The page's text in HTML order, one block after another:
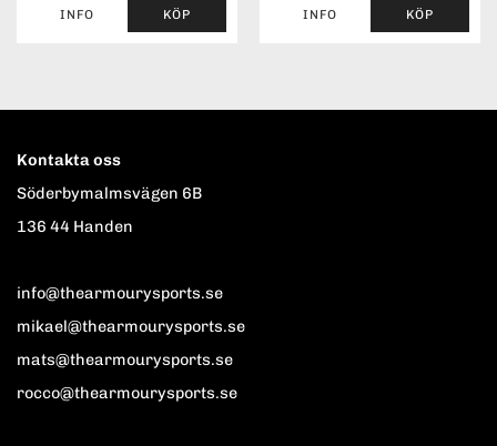
INFO KÖP INFO KÖP
Kontakta oss
Söderbymalmsvägen 6B
136 44 Handen
info@thearmourysports.se
mikael@thearmourysports.se
mats@thearmourysports.se
rocco@thearmourysports.se